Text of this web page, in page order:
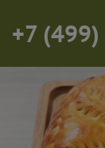
+7(499)